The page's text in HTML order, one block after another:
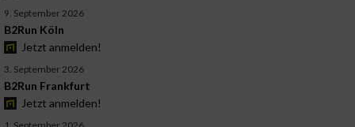
9. September 2026
B2Run Köln
Jetzt anmelden!
3. September 2026
B2Run Frankfurt
Jetzt anmelden!